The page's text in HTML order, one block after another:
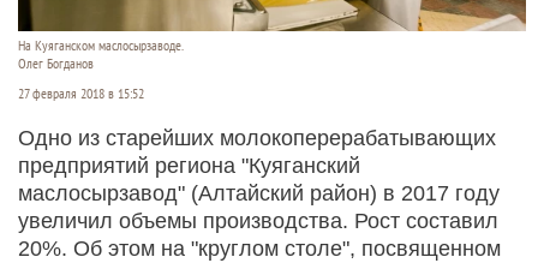
На Куяганском маслосырзаводе.
Олег Богданов
27 февраля 2018 в 15:52
Одно из старейших молокоперерабатывающих
предприятий региона "Куяганский
маслосырзавод" (Алтайский район) в 2017 году
увеличил объемы производства. Рост составил
20%. Об этом на "круглом столе", посвященном